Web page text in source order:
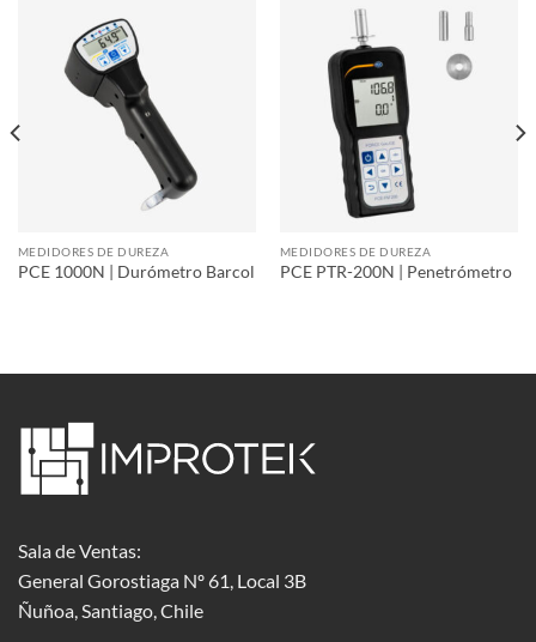
MEDIDORES DE DUREZA
PCE 1000N | Durómetro Barcol
MEDIDORES DE DUREZA
PCE PTR-200N | Penetrómetro
Sala de Ventas:
General Gorostiaga Nº 61, Local 3B
Ñuñoa, Santiago, Chile